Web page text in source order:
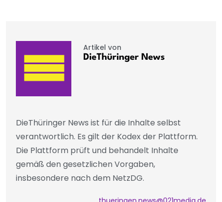
Artikel von
DieThüringer News
DieThüringer News ist für die Inhalte selbst
verantwortlich. Es gilt der Kodex der Plattform.
Die Plattform prüft und behandelt Inhalte
gemäß den gesetzlichen Vorgaben,
insbesondere nach dem NetzDG.